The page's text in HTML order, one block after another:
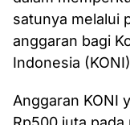
satunya melalui
anggaran bagi
Indonesia
Anggaran KONI